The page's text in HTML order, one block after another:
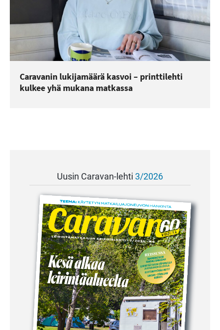
Caravanin lukijamäärä kasvoi – printtilehti
kulkee yhä mukana matkassa
Uusin Caravan-lehti 3/2026